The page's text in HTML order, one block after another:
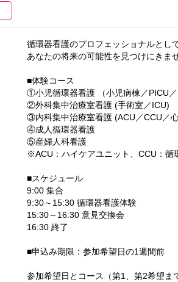
循環器看護のプロフェッショナルとし
あなたの将来の可能性を見つけにきま
■体験コース
①小児循環器看護 （小児病棟／PICU／
②外科集中治療室看護 (手術室／ICU)
③内科集中治療室看護 (ACU／CCU／
④成人循環器看護
⑤産婦人科看護
※ACU：ハイケアユニット、CCU：循
■スケジュール
9:00 集合
9:30～15:30 循環器看護体験
15:30～16:30 意見交換会
16:30 終了
■申込み期限：参加希望日の1週間前
参加希望日とコース（第1、第2希望ま